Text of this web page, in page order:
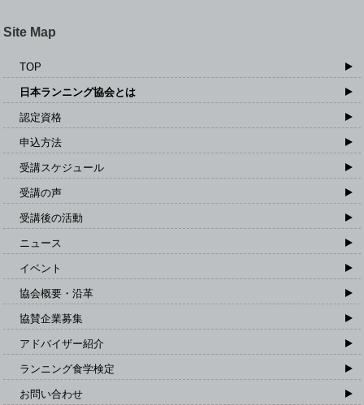
Site Map
TOP
日本ランニング協会とは
認定資格
申込方法
受講スケジュール
受講の声
受講後の活動
ニュース
イベント
協会概要・沿革
協賛企業募集
アドバイザー紹介
ランニング食学検定
お問い合わせ